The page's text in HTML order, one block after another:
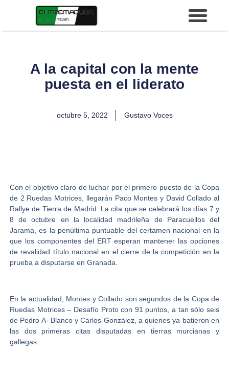
A la capital con la mente
puesta en el liderato
octubre 5, 2022 Gustavo Voces
Con el objetivo claro de luchar por el primero puesto de la Copa
de 2 Ruedas Motrices, llegarán Paco Montes y David Collado al
Rallye de Tierra de Madrid.
La cita que se celebrará los días 7 y
8 de octubre en la localidad madrileña de Paracuellos del
Jarama, es la penúltima puntuable del certamen nacional en la
que los componentes del ERT esperan mantener las opciones
de revalidad título nacional en el cierre de la competición en la
prueba a disputarse en Granada.
En la actualidad, Montes y Collado son segundos de la Copa de
Ruedas Motrices – Desafío Proto con 91 puntos, a tan sólo seis
de Pedro A- Blanco y Carlos González, a quienes ya batieron en
las dos primeras citas disputadas en tierras murcianas y
gallegas.